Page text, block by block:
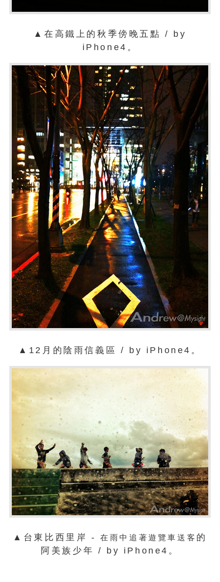
▲在高鐵上的秋季傍晚五點 / by
iPhone4。
▲12月的陰雨信義區 / by iPhone4。
▲台東比西里岸 -在雨中追著遊覽車送客 的
阿美族少年 / by iPhone4。